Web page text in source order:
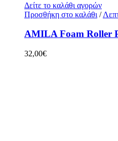
Δείτε το καλάθι αγορών
Προσθήκη στο καλάθι /
AMILA Foam Roller
32,00€